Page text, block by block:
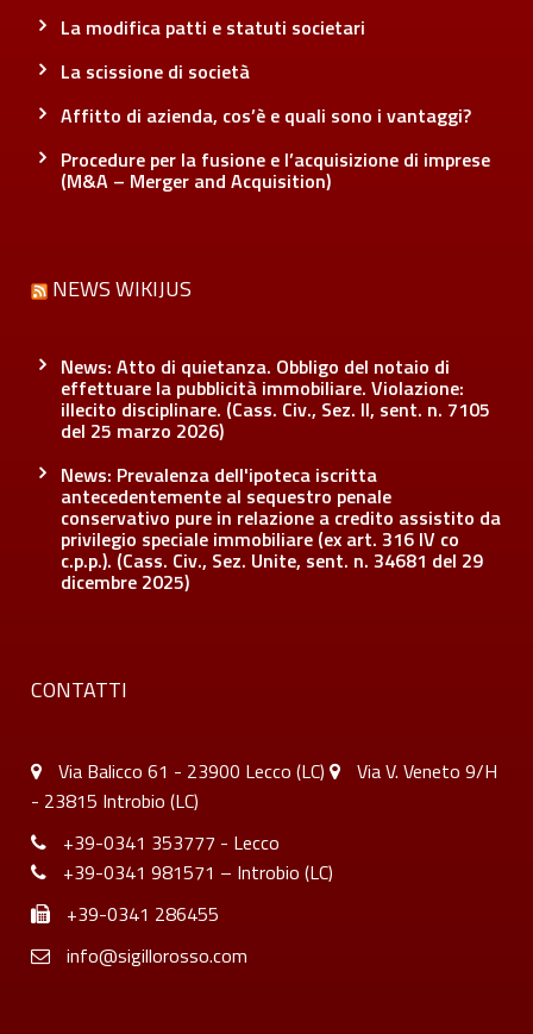
La modifica patti e statuti societari
La scissione di società
Affitto di azienda, cos’è e quali sono i vantaggi?
Procedure per la fusione e l’acquisizione di imprese
(M&A – Merger and Acquisition)
NEWS WIKIJUS
News: Atto di quietanza. Obbligo del notaio di
effettuare la pubblicità immobiliare. Violazione:
illecito disciplinare. (Cass. Civ., Sez. II, sent. n. 7105
del 25 marzo 2026)
News: Prevalenza dell'ipoteca iscritta
antecedentemente al sequestro penale
conservativo pure in relazione a credito assistito da
privilegio speciale immobiliare (ex art. 316 IV co
c.p.p.). (Cass. Civ., Sez. Unite, sent. n. 34681 del 29
dicembre 2025)
CONTATTI
Via Balicco 61 - 23900 Lecco (LC)
Via V. Veneto 9/H
- 23815 Introbio (LC)
+39-0341 353777 - Lecco
+39-0341 981571 – Introbio (LC)
+39-0341 286455
info@sigillorosso.com